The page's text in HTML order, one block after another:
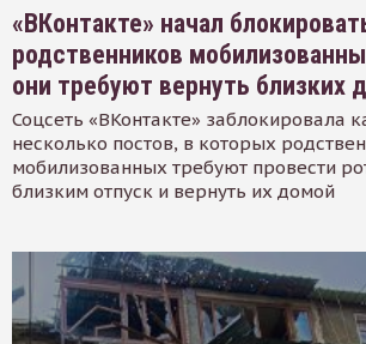
«ВКонтакте» начал
родственников
они требуют вернуть близких
Соцсеть «ВКонтакте» заблокировала
несколько постов, в которых
мобилизованных требуют провести
близким отпуск и вернуть их домой